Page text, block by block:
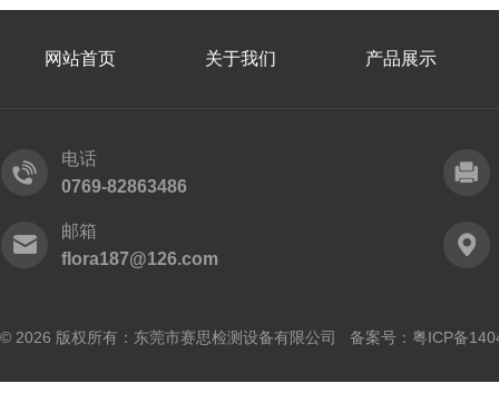
网站首页 关于我们 产品展示
电话
0769-82863486
邮箱
flora187@126.com
© 2026 版权所有：东莞市赛思检测设备有限公司 备案号： 粤ICP备